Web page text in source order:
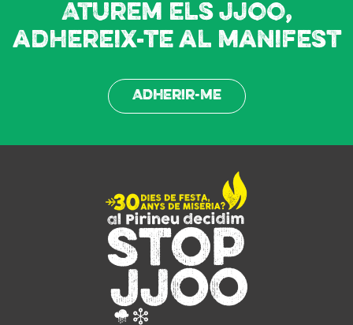
Aturem els JJOO,
adhereix-te al manifest
Adherir-me